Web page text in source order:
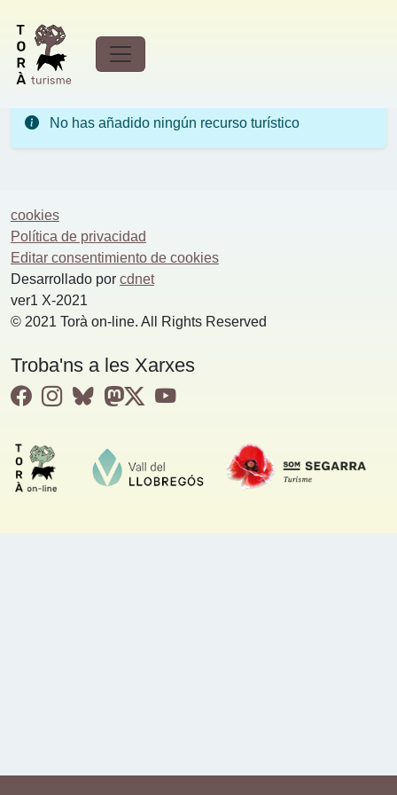
mi plan de viaje
No has añadido ningún recurso turístico
cookies
Política de privacidad
Editar consentimiento de cookies
Desarrollado por cdnet
ver1 X-2021
© 2021 Torà on-line. All Rights Reserved
Troba'ns a les Xarxes